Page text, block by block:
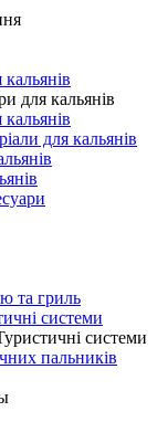
для кальянів
для кальянів
та гриль
системи
системи
пальників